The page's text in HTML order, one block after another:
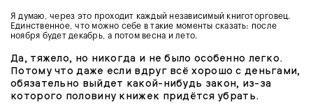
Я думаю, через это проходит каждый независимый книготорговец.
Единственное, что можно себе в такие моменты сказать: после
ноября будет декабрь, а потом весна и лето.
Да, тяжело, но никогда и не было особенно легко.
Потому что даже если вдруг всё хорошо с деньгами,
обязательно выйдет какой-нибудь закон, из-за
которого половину книжек придётся убрать.